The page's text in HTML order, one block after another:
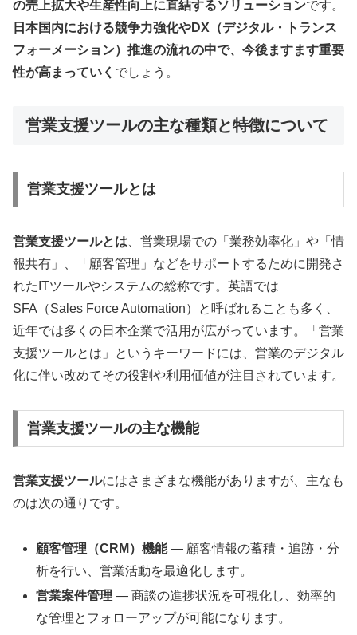
の売上拡大や生産性向上に直結するソリューションです。
日本国内における競争力強化やDX（デジタル・トランス
フォーメーション）推進の流れの中で、今後ますます重要
性が高まっていく でしょう。
営業支援ツールの主な種類と特徴について
営業支援ツールとは
営業支援ツールとは、営業現場での「業務効率化」や「情
報共有」、「顧客管理」などをサポートするために開発さ
れたITツールやシステムの総称です。英語では
SFA（Sales Force Automation）と呼ばれることも多く、
近年では多くの日本企業で活用が広がっています。「営業
支援ツールとは」というキーワードには、営業のデジタル
化に伴い改めてその役割や利用価値が注目されています。
営業支援ツールの主な機能
営業支援ツールにはさまざまな機能がありますが、主なも
のは次の通りです。
顧客管理（CRM）機能— 顧客情報の蓄積・追跡・分
析を行い、営業活動を最適化します。
営業案件管理 — 商談の進捗状況を可視化し、効率的
な管理とフォローアップが可能になります。